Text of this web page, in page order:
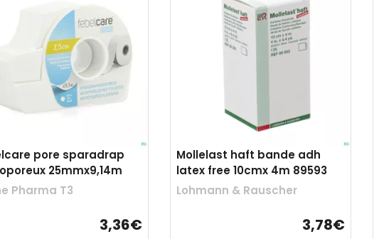
pore sparadrap
25mmx9,14m
Pharma T3
3,36€
Mollelast haft bande adh
latex free 10cmx 4m 89593
Lohmann & Rauscher
3,78€